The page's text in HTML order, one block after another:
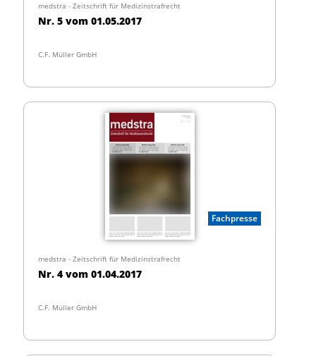
medstra - Zeitschrift für Medizinstrafrecht
Nr. 5 vom 01.05.2017
C.F. Müller GmbH
Fachpresse
medstra - Zeitschrift für Medizinstrafrecht
Nr. 4 vom 01.04.2017
C.F. Müller GmbH